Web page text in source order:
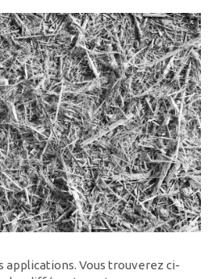
applications. Vous trouverez ci-